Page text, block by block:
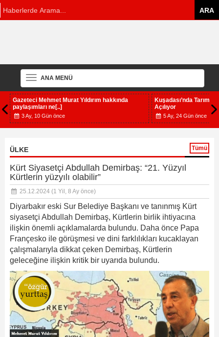
ANA MENÜ
Kuşadası’nda Tarım Alanları Ticaret ve Turizme
Açılıyor
5 Ay, 24 Gün önce
Trump’tan İran’a
uçak gemisi [..]
5 Ay, 26 Gün önce
ÜLKE Tümü
Kürt Siyasetçi Abdullah Demirbaş: “21. Yüzyıl
Kürtlerin yüzyılı olabilir”
25.12.2024(1 Yil, 8 Ay önce)
Diyarbakır eski Sur Belediye Başkanı ve tanınmış Kürt
siyasetçi Abdullah Demirbaş, Kürtlerin birlik ihtiyacına
ilişkin önemli açıklamalarda bulundu. Daha önce Papa
Françesko ile görüşmesi ve dini farklılıkları kucaklayan
çalışmalarıyla dikkat çeken Demirbaş, Kürtlerin
geleceğine ilişkin kritik bir uyarıda bulundu.